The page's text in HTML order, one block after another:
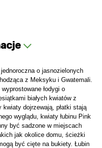
o jasnozielonych
z Meksyku i Gwatemali.
łodygi o
białych kwiatów z
kwiaty dojrzewają, płatki stają
wyglądu, kwiaty łubinu Pink
być sadzone w miejscach
jak okolice domu, ścieżki
być cięte na bukiety. Łubin